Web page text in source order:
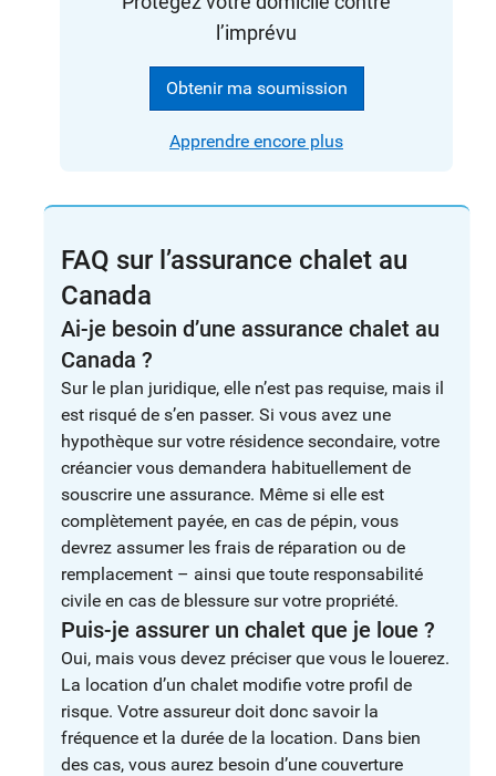
l’imprévu
Obtenir ma soumission
Apprendre encore plus
FAQ sur l’assurance chalet au
Canada
Ai-je besoin d’une assurance chalet au
Canada ?
Sur le plan juridique, elle n’est pas requise, mais il
est risqué de s’en passer. Si vous avez une
hypothèque sur votre résidence secondaire, votre
créancier vous demandera habituellement de
souscrire une assurance. Même si elle est
complètement payée, en cas de pépin, vous
devrez assumer les frais de réparation ou de
remplacement – ainsi que toute responsabilité
civile en cas de blessure sur votre propriété.
Puis-je assurer un chalet que je loue ?
Oui, mais vous devez préciser que vous le louerez.
La location d’un chalet modifie votre profil de
risque. Votre assureur doit donc savoir la
fréquence et la durée de la location. Dans bien
des cas, vous aurez besoin d’une couverture